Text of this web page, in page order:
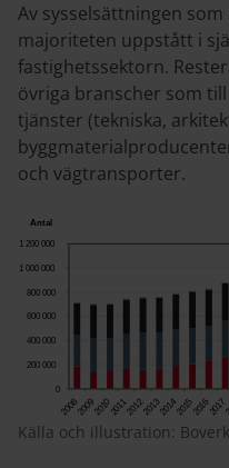
Av sysselsättningen
majoriteten uppstått i
fastighetssektorn.
övriga branscher som
tjänster (tekniska,
och vägtransporter.
Källa och illustration: